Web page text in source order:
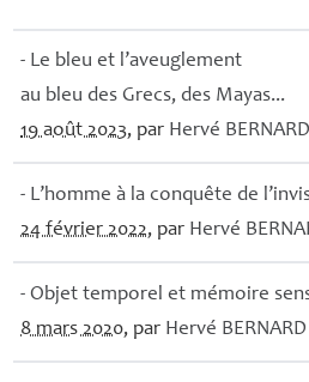
- Le bleu et l’aveuglement
au bleu des Grecs, des Mayas...
19 août 2023, par Hervé BERNARD
- L’homme à la conquête de
24 février 2022, par Hervé
- Objet temporel et mémoire
8 mars 2020, par Hervé BERNARD